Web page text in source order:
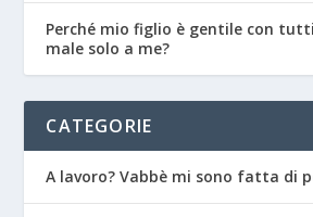
Perché mio figlio è gentile con
male solo a me?
CATEGORIE
A lavoro? Vabbè mi sono fatta di